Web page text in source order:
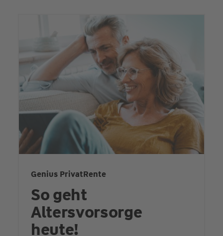
Genius PrivatRente
So geht
Altersvorsorge
heute!